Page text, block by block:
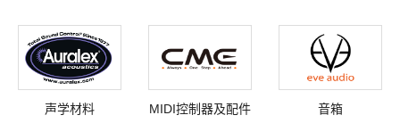
声学材料 MIDI控制器及配件 音箱